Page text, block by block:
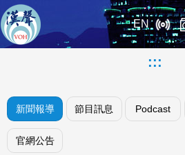
EN
:::
新聞報導 節目訊息 Podcast
官網公告